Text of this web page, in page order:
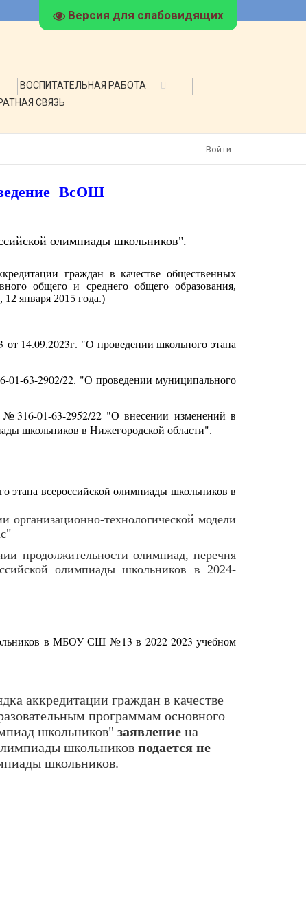
Версия для слабовидящих
ВОСПИТАТЕЛЬНАЯ РАБОТА
СВЯЗЬ
Войти
ВсОШ
олимпиады школьников".
граждан в качестве общественных
общего и среднего общего образования,
января 2015 года.)
14.09.2023г. "О проведении школьного этапа
01-63-2902/22. "О проведении муниципального
01-63-2952/22 "О внесении изменений в
школьников в Нижегородской области".
этапа всероссийской олимпиады школьников в
технологической модели
продолжительности олимпиад, перечня
олимпиады школьников в 2024-
в МБОУ СШ №13 в 2022-2023 учебном
аккредитации граждан в качестве
программам основного
школьников" заявление на
школьников подается не
школьников.